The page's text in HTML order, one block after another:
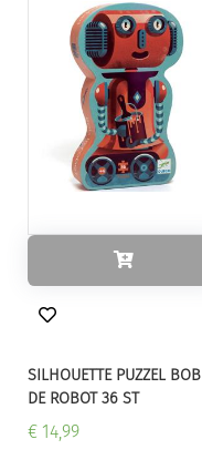
SILHOUETTE PUZZEL BOB
DE ROBOT 36 ST
€ 14,99